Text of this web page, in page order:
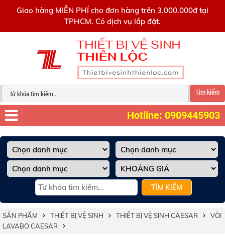
Giao hàng MIỄN PHÍ cho đơn hàng trên 3.000.000đ tại
TPHCM. Có dịch vụ lắp đặt.
Tìm kiếm
Hotline: 0909445903
TÌM KIẾM
SẢN PHẨM THIẾT BỊ VỆ SINH THIẾT BỊ VỆ SINH CAESAR
VÒI
LAVABO CAESAR
0909445903